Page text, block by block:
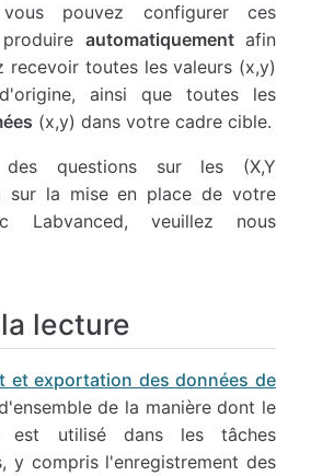
vous pouvez configurer ces
automatiquementafin
recevoir toutes les valeurs (x,y)
ainsi que toutes les
(x,y) dans votre cadre cible.
questions sur les (X,Y
sur la mise en place de votre
Labvanced, veuillez nous
lecture
et exportation des données de
de la manière dont le
est utilisé dans les tâches
y compris l'enregistrement des